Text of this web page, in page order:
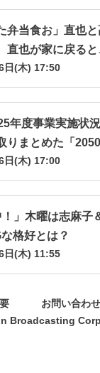
弁当食お」直也
直也が家に戻る
った男・立木だ―
日(木) 17:50
年度事業実施状
りまとめた「
日(木) 17:00
！」木曜は志麻
格好とは？
日(木) 11:55
お問い合わせ
Broadcasting